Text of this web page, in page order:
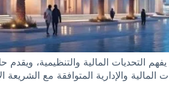
التحديات المالية والتنظيمية، ويقدم
والإدارية المتوافقة مع الشريعة